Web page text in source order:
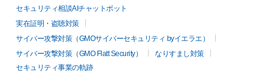
セキュリティ相談AIチャットボット
実在証明・盗聴対策
サイバー攻撃対策（GMOサイバーセキュリティ byイエラエ）
サイバー攻撃対策（GMO Flatt Security）
なりすまし対策
セキュリティ事業の軌跡